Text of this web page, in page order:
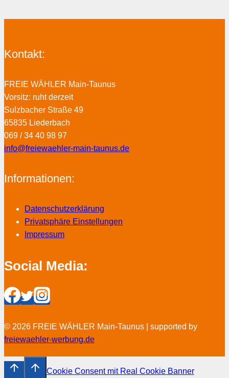
Kontakt:
FREIE WÄHLER Main-Taunus
Vorsitz: ruht derzeit
Sulzbacher Straße 49
65835 Liederbach
069 / 34 40 98 97
info@freiewaehler-main-taunus.de
Informationen:
Datenschutzerklärung
Privatsphäre Einstellungen
Impressum
Social Media:
© 2026 FREIE WÄHLER Main-Taunus | supported by
freiewaehler-werbung.de
Cookie Consent mit Real Cookie Banner